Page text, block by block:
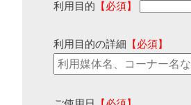
利用目的 【必須】
利用目的の詳細 【必須】